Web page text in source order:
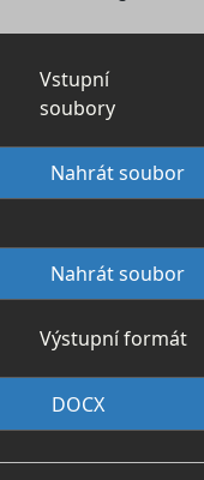
Vstupní
soubory
Nahrát soubor
Nahrát soubor
Výstupní formát